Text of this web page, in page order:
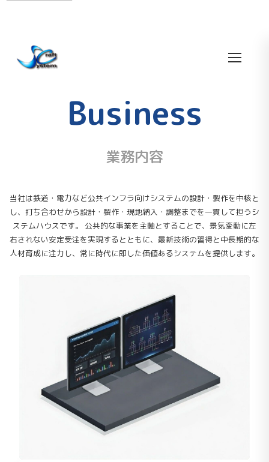
Business
業務内容
当社は鉄道・電力など公共インフラ向けシステムの設計・製作を中核と
し、打ち合わせから設計・製作・現地納入・調整までを一貫して担うシ
ステムハウスです。 公共的な事業を主軸とすることで、景気変動に左
右されない安定受注を実現するとともに、最新技術の習得と中長期的な
人材育成に注力し、常に時代に即した価値あるシステムを提供します。